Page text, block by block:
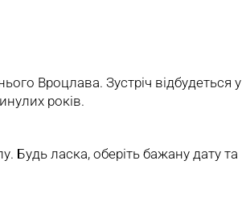
Вроцлава. Зустріч відбудеться у
років.
Будь ласка, оберіть бажану дату та